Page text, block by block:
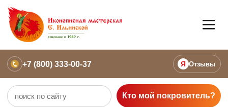
+7 (800) 333-00-37 Я Отзывы
Кто мой покровитель?